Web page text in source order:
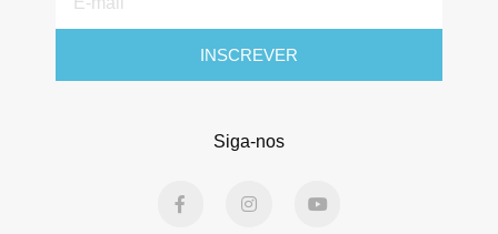
mail
INSCREVER
Siga-nos
a
n
o